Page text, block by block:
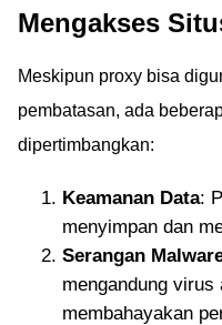
Mengakses
Meskipun proxy bisa
pembatasan, ada
dipertimbangkan:
Keamanan Data:
menyimpan dan
Serangan
mengandung
membahayakan